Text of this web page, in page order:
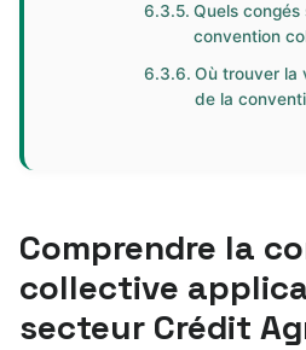
Quels congés
convention
Où trouver la
de la
Comprendre la
collective
secteur Crédit